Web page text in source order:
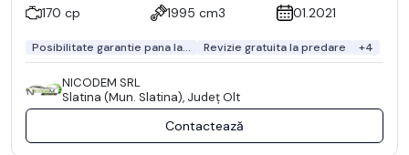
170 cp
1995 cm3 01.2021
Posibilitate garantie pana la... Revizie gratuita la predare +4
NICODEM SRL
Slatina (Mun. Slatina), Județ Olt
Contactează